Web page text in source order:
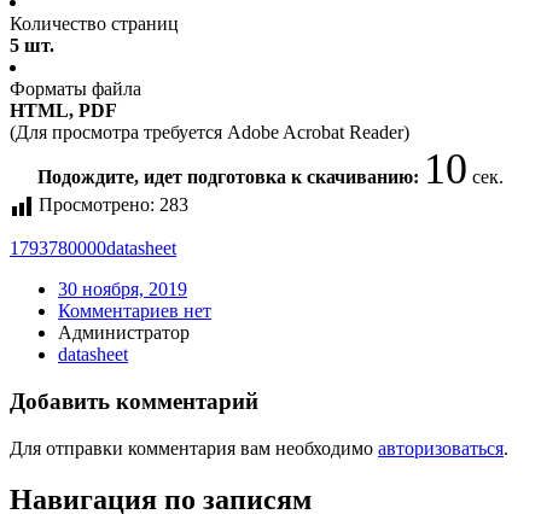
Количество страниц
5 шт.
Форматы файла
HTML, PDF
(Для просмотра требуется Adobe Acrobat Reader)
Подождите, идет подготовка к скачиванию: 10 сек.
Просмотрено: 283
1793780000datasheet
30 ноября, 2019
Комментариев нет
Администратор
datasheet
Добавить комментарий
Для отправки комментария вам необходимо авторизоваться.
Навигация по записям